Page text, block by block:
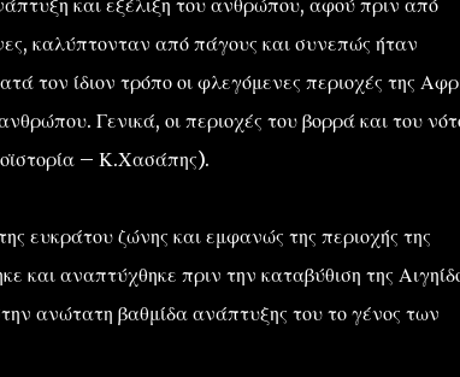
και εξέλιξη του ανθρώπου, αφού πριν από
καλύπτονταν από πάγους και συνεπώς ήταν
τον ίδιον τρόπο οι φλεγόμενες περιοχές της
Γενικά, οι περιοχές του βορρά και του
– Κ.Χασάπης).
ευκράτου ζώνης και εμφανώς της περιοχής της
και αναπτύχθηκε πριν την καταβύθιση της
ανώτατη βαθμίδα ανάπτυξης του το γένος των